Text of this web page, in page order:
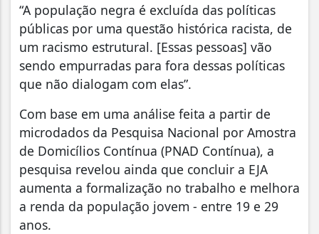
“A população negra é excluída das políticas
públicas por uma questão histórica racista, de
um racismo estrutural. [Essas pessoas] vão
sendo empurradas para fora dessas políticas
que não dialogam com elas”.
Com base em uma análise feita a partir de
microdados da Pesquisa Nacional por Amostra
de Domicílios Contínua (PNAD Contínua), a
pesquisa revelou ainda que concluir a EJA
aumenta a formalização no trabalho e melhora
a renda da população jovem - entre 19 e 29
anos.